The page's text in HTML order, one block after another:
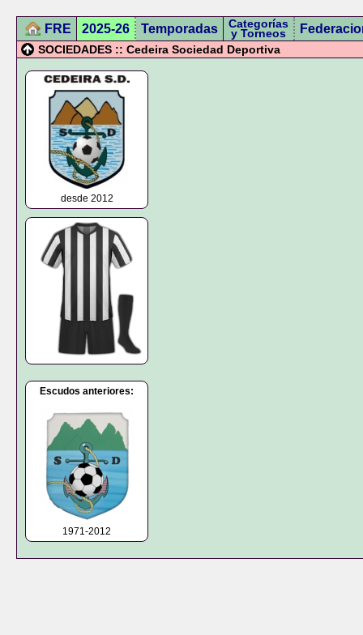
FRE 2025-26 Temporadas Categorías
y Torneos
SOCIEDADES :: Cedeira Sociedad Deportiva
desde 2012
Escudos anteriores:
1971-2012